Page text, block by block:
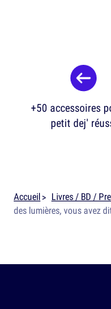
+50 accessoires
petit dej'
Accueil Livres / BD /
des lumières, vous avez